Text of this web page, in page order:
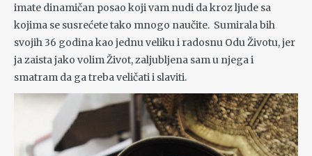
imate dinamičan posao koji vam nudi da kroz ljude sa
kojima se susrećete tako mnogo naučite. Sumirala bih
svojih 36 godina kao jednu veliku i radosnu Odu Životu, jer
ja zaista jako volim Život, zaljubljena sam u njega i
smatram da ga treba veličati i slaviti.